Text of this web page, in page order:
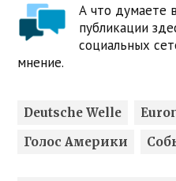
А что думаете
публикации
социальных
мнение.
Deutsche Welle
Голос Америки